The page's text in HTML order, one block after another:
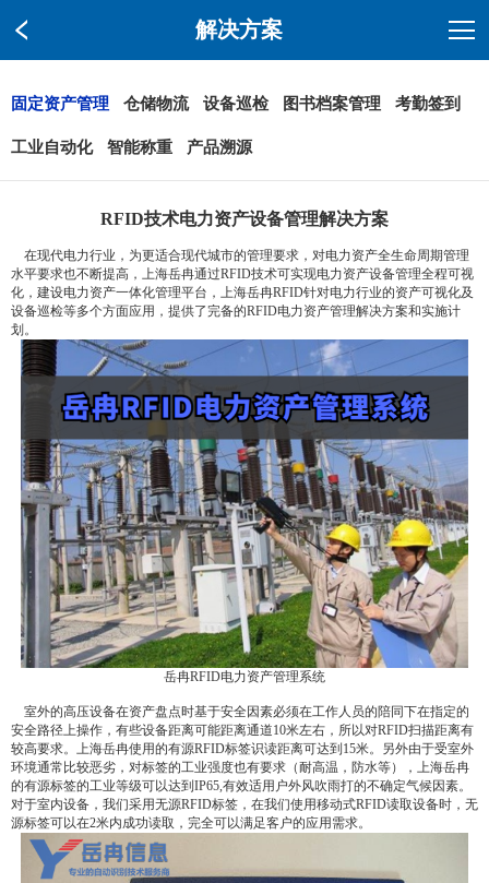
解决方案
固定资产管理 仓储物流 设备巡检 图书档案管理 考勤签到
工业自动化 智能称重 产品溯源
RFID技术电力资产设备管理解决方案
在现代电力行业，为更适合现代城市的管理要求，对电力资产全生命周期管理
水平要求也不断提高，上海岳冉通过RFID技术可实现电力资产设备管理全程可视
化，建设电力资产一体化管理平台，上海岳冉RFID针对电力行业的资产可视化及
设备巡检等多个方面应用，提供了完备的RFID电力资产管理解决方案和实施计
划。
岳冉RFID电力资产管理系统
室外的高压设备在资产盘点时基于安全因素必须在工作人员的陪同下在指定的
安全路径上操作，有些设备距离可能距离通道10米左右，所以对RFID扫描距离有
较高要求。上海岳冉使用的有源RFID标签识读距离可达到15米。另外由于受室外
环境通常比较恶劣，对标签的工业强度也有要求（耐高温，防水等），上海岳冉
的有源标签的工业等级可以达到IP65,有效适用户外风吹雨打的不确定气候因素。
对于室内设备，我们采用无源RFID标签，在我们使用移动式RFID读取设备时，无
源标签可以在2米内成功读取，完全可以满足客户的应用需求。